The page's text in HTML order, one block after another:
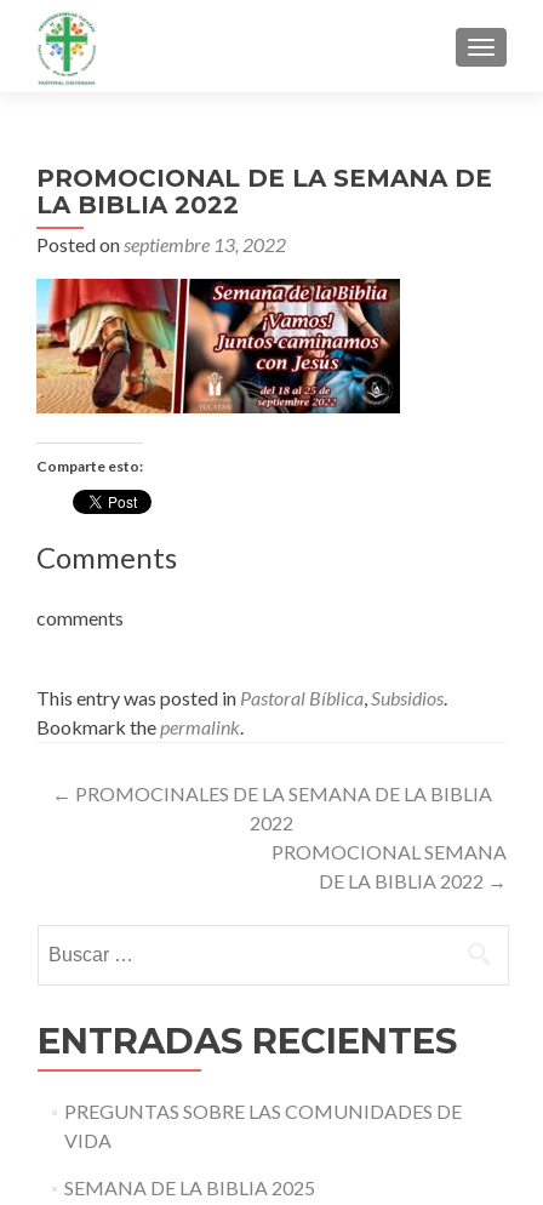
MENU
PROMOCIONAL DE LA SEMANA DE
LA BIBLIA 2022
Posted onseptiembre 13, 2022
Comparte esto:
Comments
comments
This entry was posted in Pastoral Bíblica,Subsidios.
Bookmark thepermalink.
Post
← PROMOCINALES DE LA SEMANA DE LA BIBLIA
2022
PROMOCIONAL SEMANA
DE LA BIBLIA 2022 →
ENTRADAS RECIENTES
PREGUNTAS SOBRE LAS COMUNIDADES DE
VIDA
SEMANA DE LA BIBLIA 2025